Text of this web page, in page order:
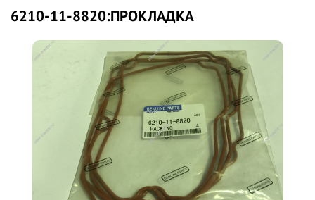
6210-11-8820:ПРОКЛАДКА